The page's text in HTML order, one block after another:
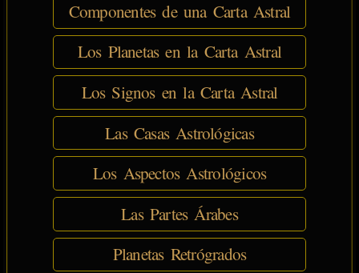
Componentes de una Carta Astral
Los Planetas en la Carta Astral
Los Signos en la Carta Astral
Las Casas Astrológicas
Los Aspectos Astrológicos
Las Partes Árabes
Planetas Retrógrados